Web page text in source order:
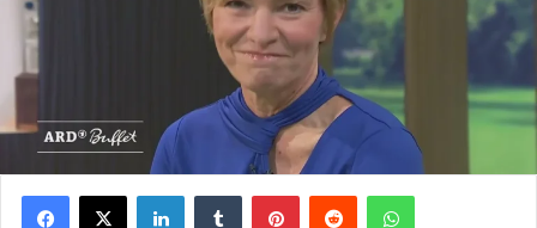
Facebook
X LinkedInTumblr PinterestReddit WhatsApp